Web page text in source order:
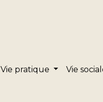
Vie pratique Vie